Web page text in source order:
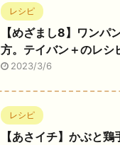
レシピ
【めざまし8】ワンパ
方。テイバン＋のレシ
2023/3/6
レシピ
【あさイチ】かぶと